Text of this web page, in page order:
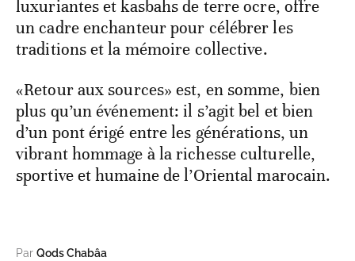
luxuriantes et kasbahs de terre ocre, offre
un cadre enchanteur pour célébrer les
traditions et la mémoire collective.
«Retour aux sources» est, en somme, bien
plus qu’un événement: il s’agit bel et bien
d’un pont érigé entre les générations, un
vibrant hommage à la richesse culturelle,
sportive et humaine de l’Oriental marocain.
Par Qods Chabâa